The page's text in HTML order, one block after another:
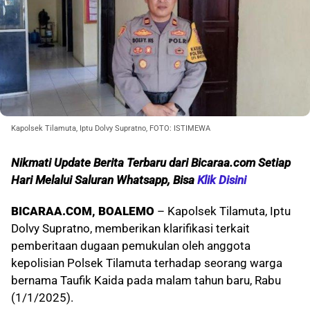
Kapolsek Tilamuta, Iptu Dolvy Supratno, FOTO: ISTIMEWA
Nikmati Update Berita Terbaru dari Bicaraa.com Setiap
Hari Melalui Saluran Whatsapp, Bisa Klik Disini
BICARAA.COM, BOALEMO – Kapolsek Tilamuta, Iptu
Dolvy Supratno, memberikan klarifikasi terkait
pemberitaan dugaan pemukulan oleh anggota
kepolisian Polsek Tilamuta terhadap seorang warga
bernama Taufik Kaida pada malam tahun baru, Rabu
(1/1/2025).